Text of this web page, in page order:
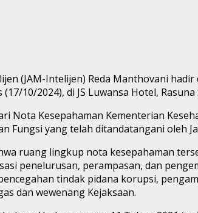
(JAM-Intelijen) Reda Manthovani
10/2024), di JS Luwansa Hotel, Rasuna
Nota Kesepahaman Kementerian
yang telah ditandatangani oleh
ruang lingkup nota kesepahaman
penelurusan, perampasan, dan
tindak pidana korupsi,
dan wewenang Kejaksaan.